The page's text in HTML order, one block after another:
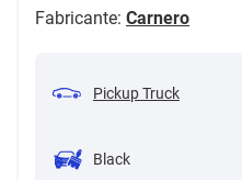
Fabricante: Carnero
Pickup Truck
Black